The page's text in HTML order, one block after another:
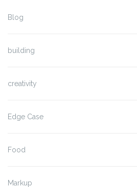
Blog
building
creativity
Edge Case
Food
Markup